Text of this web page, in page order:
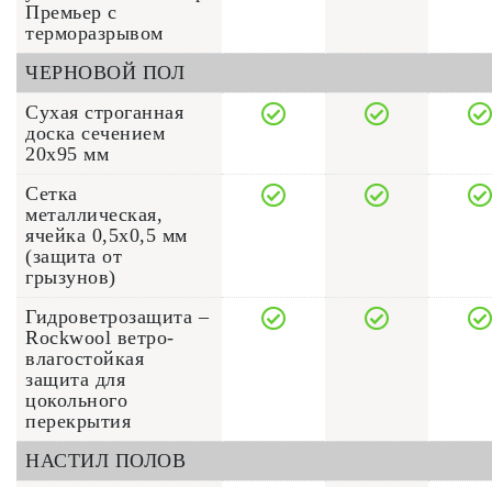
Премьер с
терморазрывом
ЧЕРНОВОЙ ПОЛ
Сухая строганная
доска сечением
20x95 мм
Сетка
металлическая,
ячейка 0,5х0,5 мм
(защита от
грызунов)
Гидроветрозащита –
Rockwool ветро-
влагостойкая
защита для
цокольного
перекрытия
НАСТИЛ ПОЛОВ